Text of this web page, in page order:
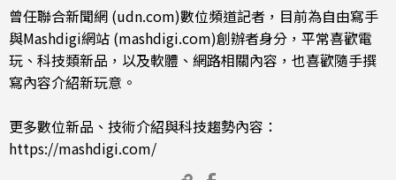
曾任聯合新聞網 (udn.com)數位頻道記者，目前為自由寫手
與Mashdigi網站 (mashdigi.com)創辦者身分，平常喜歡電
玩、科技類新品，以及軟體、網路相關內容，也喜歡隨手撰
寫內容介紹新玩意。
更多數位新品、技術介紹與科技趨勢內容：
https://mashdigi.com/